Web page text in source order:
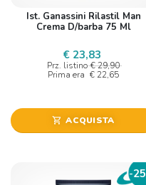
Ist. Ganassini Rilastil Man
Crema D/barba 75 Ml
€ 23,83
Prz. listino € 29,90
Prima era € 22,65
shopping_cart ACQUISTA
-25